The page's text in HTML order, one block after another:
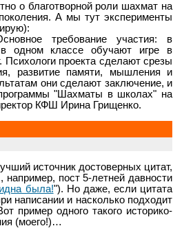
о благотворной роли шахмат на
А мы тут эксперименты
требование участия: в
в одном классе обучают игре в
проекта сделают срезы
развитие памяти, мышления и
они сделают заключение, и
"Шахматы в школах" на
КФШ Ирина Грищенко.
источник достоверных цитат,
например, пост 5-летней давности
была!"). Но даже, если цитата
написании и насколько подходит
пример одного такого историко-
(моего!)…